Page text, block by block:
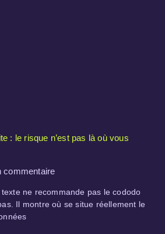
: le risque n’est pas là où vous
commentaire
ne recommande pas le cododo
Il montre où se situe réellement le